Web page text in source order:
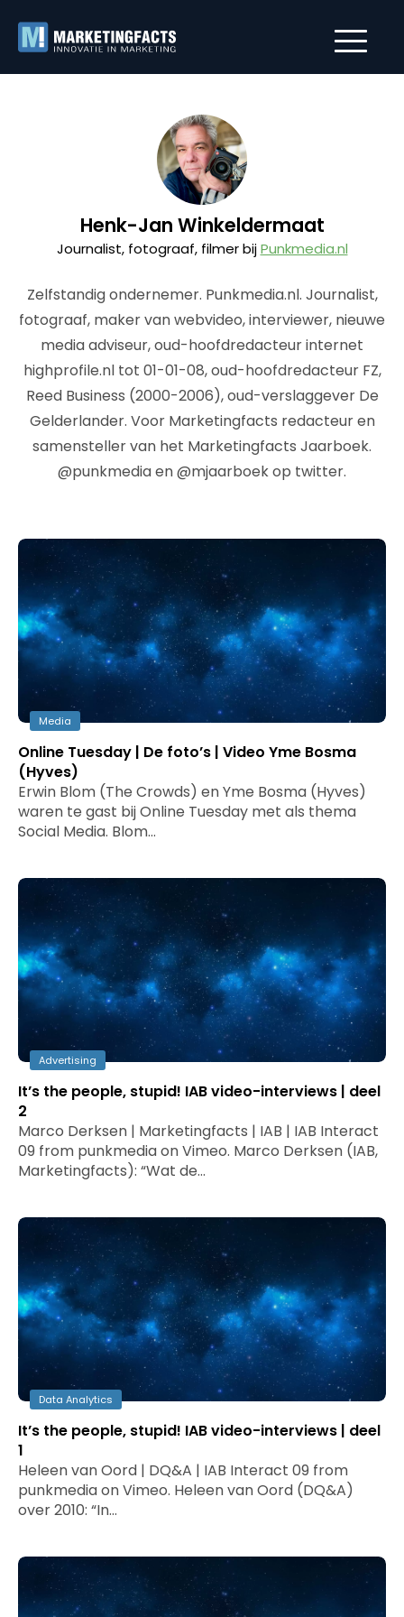
Henk-Jan Winkeldermaat
Journalist, fotograaf, filmer bijPunkmedia.nl
Zelfstandig ondernemer. Punkmedia.nl. Journalist,
fotograaf, maker van webvideo, interviewer, nieuwe
media adviseur, oud-hoofdredacteur internet
highprofile.nl tot 01-01-08, oud-hoofdredacteur FZ,
Reed Business (2000-2006), oud-verslaggever De
Gelderlander. Voor Marketingfacts redacteur en
samensteller van het Marketingfacts Jaarboek.
@punkmedia en @mjaarboek op twitter.
Media
Online Tuesday | De foto’s | Video Yme Bosma
(Hyves)
Erwin Blom (The Crowds) en Yme Bosma (Hyves)
waren te gast bij Online Tuesday met als thema
Social Media. Blom…
Advertising
It’s the people, stupid! IAB video-interviews | deel
2
Marco Derksen | Marketingfacts | IAB | IAB Interact
09 from punkmedia on Vimeo. Marco Derksen (IAB,
Marketingfacts): “Wat de…
Data Analytics
It’s the people, stupid! IAB video-interviews | deel
1
Heleen van Oord | DQ&A | IAB Interact 09 from
punkmedia on Vimeo. Heleen van Oord (DQ&A)
over 2010: “In…